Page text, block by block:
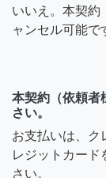
いいえ。本契約
ャンセル可能で
本契約（依頼者
さい。
お支払いは、ク
レジットカード
さい。